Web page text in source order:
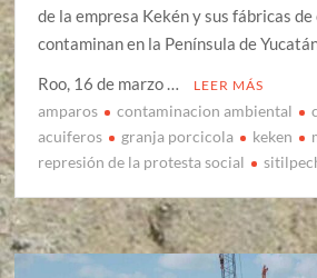
de la empresa Kekén y sus fábricas de
contaminan en la Península de
Roo, 16 de marzo …
LEER MÁS
amparos contaminacion ambiental
acuiferos
granja porcicola keken
represión de la protesta social